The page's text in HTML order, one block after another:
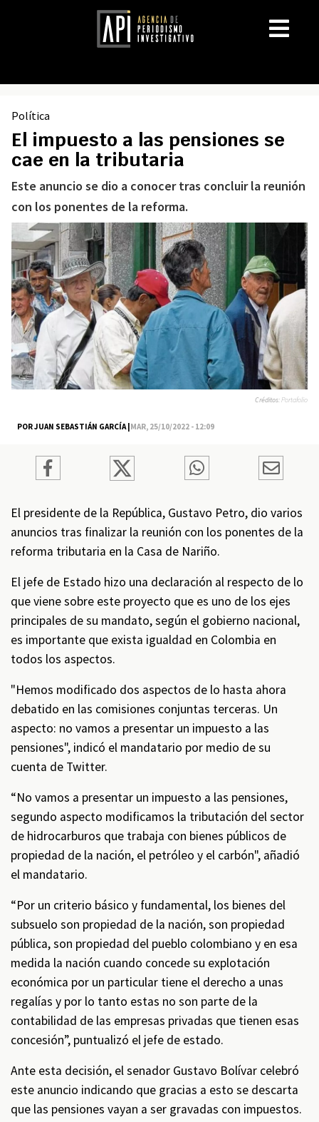
Política
El impuesto a las pensiones se
cae en la tributaria
Este anuncio se dio a conocer tras concluir la reunión
con los ponentes de la reforma.
POR JUAN SEBASTIÁN GARCÍA |MAR, 25/10/2022 - 12:09
Créditos:Portafolio
El presidente de la República, Gustavo Petro, dio varios
anuncios tras finalizar la reunión con los ponentes de la
reforma tributaria en la Casa de Nariño.
El jefe de Estado hizo una declaración al respecto de lo
que viene sobre este proyecto que es uno de los ejes
principales de su mandato, según el gobierno nacional,
es importante que exista igualdad en Colombia en
todos los aspectos.
"Hemos modificado dos aspectos de lo hasta ahora
debatido en las comisiones conjuntas terceras. Un
aspecto: no vamos a presentar un impuesto a las
pensiones", indicó el mandatario por medio de su
cuenta de Twitter.
“No vamos a presentar un impuesto a las pensiones,
segundo aspecto modificamos la tributación del sector
de hidrocarburos que trabaja con bienes públicos de
propiedad de la nación, el petróleo y el carbón", añadió
el mandatario.
“Por un criterio básico y fundamental, los bienes del
subsuelo son propiedad de la nación, son propiedad
pública, son propiedad del pueblo colombiano y en esa
medida la nación cuando concede su explotación
económica por un particular tiene el derecho a unas
regalías y por lo tanto estas no son parte de la
contabilidad de las empresas privadas que tienen esas
concesión”, puntualizó el jefe de estado.
Ante esta decisión, el senador Gustavo Bolívar celebró
este anuncio indicando que gracias a esto se descarta
que las pensiones vayan a ser gravadas con impuestos.